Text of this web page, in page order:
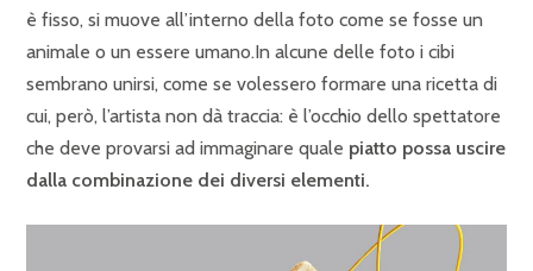
è fisso, si muove all’interno della foto come se fosse un
animale o un essere umano.In alcune delle foto i cibi
sembrano unirsi, come se volessero formare una ricetta di
cui, però, l’artista non dà traccia: è l’occhio dello spettatore
che deve provarsi ad immaginare quale piatto possa uscire
dalla combinazione dei diversi elementi.